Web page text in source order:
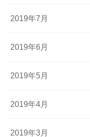
2019年7月
2019年6月
2019年5月
2019年4月
2019年3月